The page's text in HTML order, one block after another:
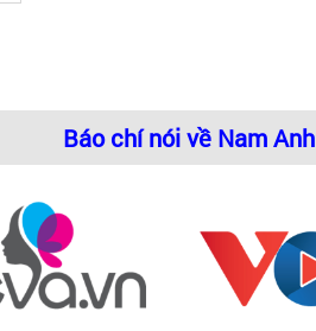
Báo chí nói về Nam Anh